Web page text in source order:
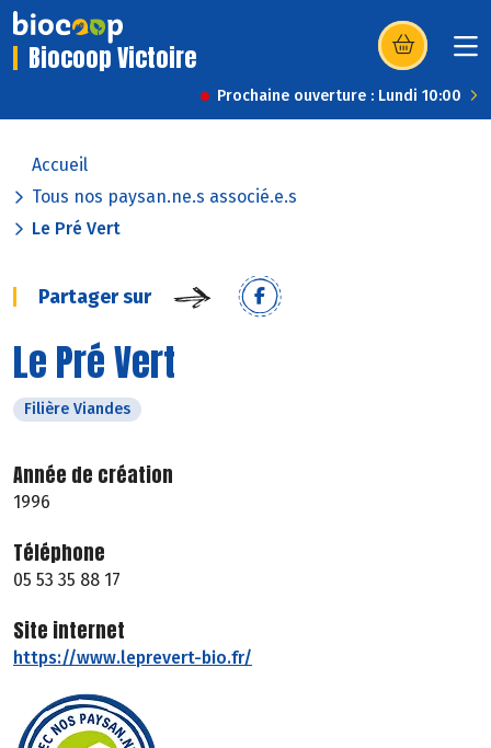
Biocoop Victoire (s’ouvre dans
Prochaine ouverture : Lundi 10:00
Accueil
Tous nos paysan.ne.s associé.e.s
Le Pré Vert
Partager sur
Le Pré Vert
Filière Viandes
Année de création
1996
Téléphone
05 53 35 88 17
Site internet
https://www.leprevert-bio.fr/